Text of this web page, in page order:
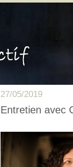
27/05/2019
Entretien avec